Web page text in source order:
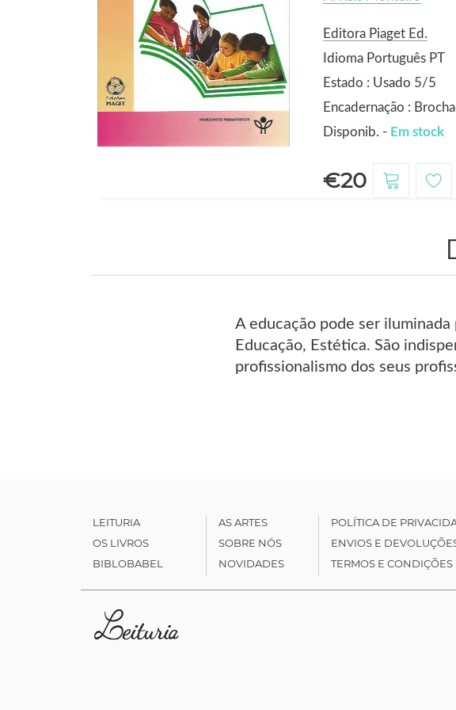
Editora Piaget Ed.
Idioma Português PT
Estado : Usado 5/5
Encadernação :
Disponib. - Em stock
€20
A educação pode ser
Educação, Estética. São
profissionalismo dos seus
LEITURIA
OS LIVROS
BIBLOBABEL
AS ARTES
SOBRE NÓS
NOVIDADES
POLÍTICA DE
ENVIOS E
TERMOS E CONDIÇÕES